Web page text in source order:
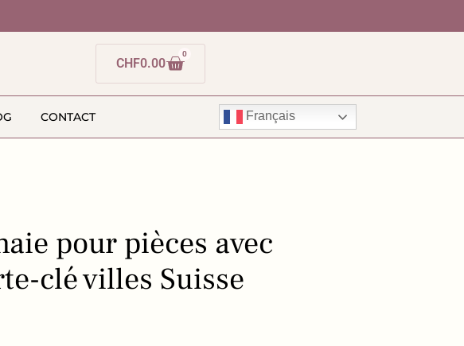
CHF0.00
0
CONTACT Français
pour pièces avec
clé villes Suisse